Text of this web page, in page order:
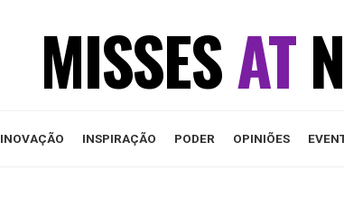
MISSESAT
INOVAÇÃO INSPIRAÇÃO PODER OPINIÕES